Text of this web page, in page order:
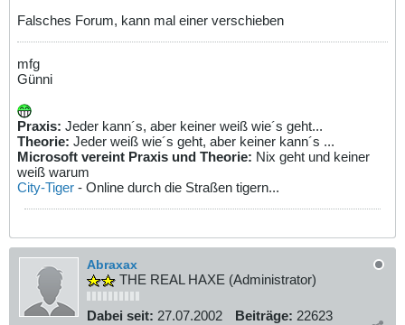
Falsches Forum, kann mal einer verschieben
mfg
Günni
Praxis: Jeder kann´s, aber keiner weiß wie´s geht...
Theorie: Jeder weiß wie´s geht, aber keiner kann´s ...
Microsoft vereint Praxis und Theorie: Nix geht und keiner
weiß warum
City-Tiger - Online durch die Straßen tigern...
Abraxax
THE REAL HAXE (Administrator)
Dabei seit: 27.07.2002 Beiträge: 22623